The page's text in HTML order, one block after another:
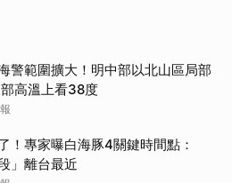
警範圍擴大！明中部以北山區局部
高溫上看38度
！專家曝白海豚4關鍵時間點：
」離台最近